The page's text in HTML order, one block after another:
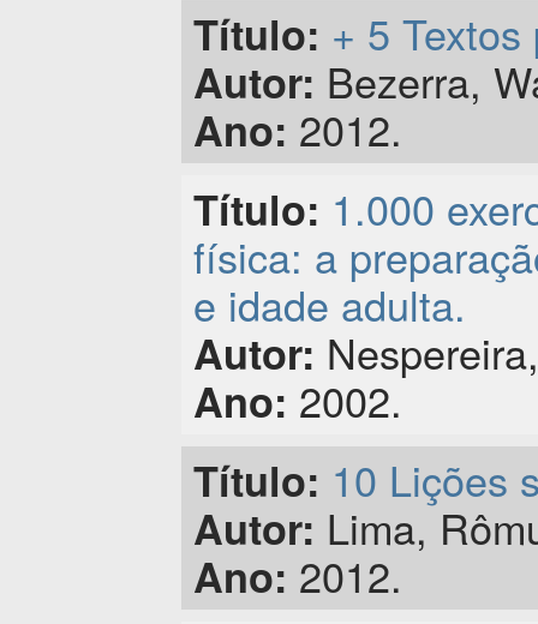
Título: + 5
Autor: Bezerra,
Ano: 2012.
Título: 1.000
física: a
e idade adulta.
Autor:
Ano: 2002.
Título: 10 Lições
Autor: Lima,
Ano: 2012.